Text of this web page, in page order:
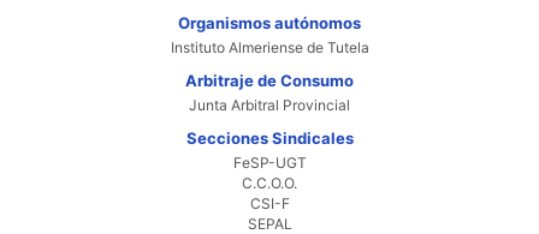
Organismos autónomos
Instituto Almeriense de Tutela
Arbitraje de Consumo
Junta Arbitral Provincial
Secciones Sindicales
FeSP-UGT
C.C.O.O.
CSI-F
SEPAL